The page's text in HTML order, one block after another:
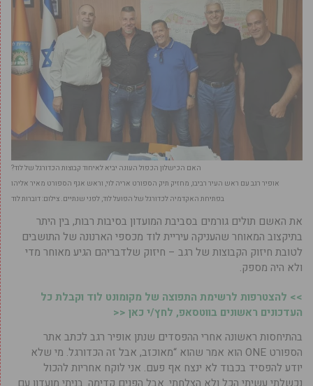
האם הכישלון הכפול העונה יביא לאיחוד קבוצות הכדורגל של לוד?
אופיר רגב עם ראש העיר רביבו, מחזיק תיק הספורט אריה לוי, וראש אגף הספורט מאיר אליהו
בפתיחת האקדמיה לכדורגל של הפועל לוד, לפני שנתיים. צילום: דוברות לוד
את האשם תולים גורמים בסביבת המועדון בסיבות רבות, בין היתר
בתיקצוב המאוחר שהעניקה עיריית לוד מכספי הארנונה של התושבים
לטובת חיזוק הקבוצות של רגב – חיזוק שלדבריהם הגיע מאוחר מדי
ולא היה מספק.
>> להצטרפות לרשימת התפוצה של מקומונט לוד וקבלת כל
העדכונים ראשונים בווטסאפ, לחץ/י כאן <<
בהתיחסות ראשונה אחרי ההפסדים שנתן אופיר רגב לכתב אתר
הספורט ONE הוא אמר שהוא “מאוכזב, אבל זה הכדורגל. מי שלא
יודע להפסיד בכבוד לא ינצח אף פעם. אני לוקח אחריות להכול